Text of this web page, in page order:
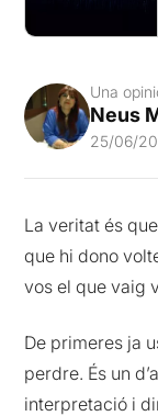
Una
Neus
25/06/
La veritat és
que hi dono
vos el que vaig
De primeres ja
perdre. És un
interpretació i